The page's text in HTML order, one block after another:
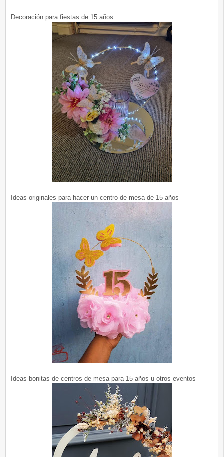
Decoración para fiestas de 15 años
Ideas originales para hacer un centro de mesa de 15 años
Ideas bonitas de centros de mesa para 15 años u otros eventos